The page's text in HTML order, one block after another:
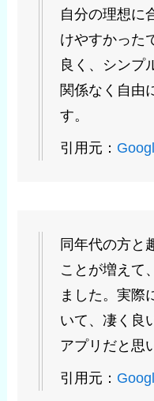
自分の理想に
けやすかった
良く、シンプ
関係なく自由
す。
引用元：
同年代の方と
ことが増えて
ました。実際
いて、凄く良
アプリだと思
引用元：